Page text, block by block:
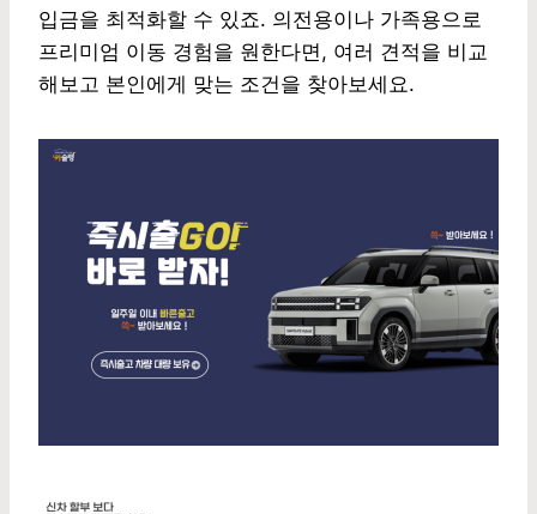
입금을 최적화할 수 있죠. 의전용이나 가족용으로
프리미엄 이동 경험을 원한다면, 여러 견적을 비교
해보고 본인에게 맞는 조건을 찾아보세요.